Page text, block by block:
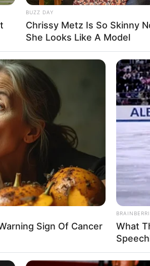
sur ce tracé
fétiche. Il vient de signer deux
malheureuses. Il évolue sur sa
Il a retrouvé toute sa confiance et joue
Son seul handicap reste son numéro
BUZZ DAY
Chrissy Metz Is So Skinny
She Looks Like A Model
Sign Of Cancer
What